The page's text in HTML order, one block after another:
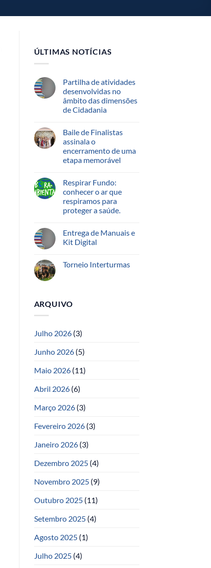
ÚLTIMAS NOTÍCIAS
Partilha de atividades
desenvolvidas no
âmbito das dimensões
de Cidadania
Baile de Finalistas
assinala o
encerramento de uma
etapa memorável
Respirar Fundo:
conhecer o ar que
respiramos para
proteger a saúde.
Entrega de Manuais e
Kit Digital
Torneio Interturmas
ARQUIVO
Julho 2026(3)
Junho 2026(5)
Maio 2026(11)
Abril 2026(6)
Março 2026(3)
Fevereiro 2026(3)
Janeiro 2026(3)
Dezembro 2025(4)
Novembro 2025(9)
Outubro 2025(11)
Setembro 2025(4)
Agosto 2025(1)
Julho 2025(4)